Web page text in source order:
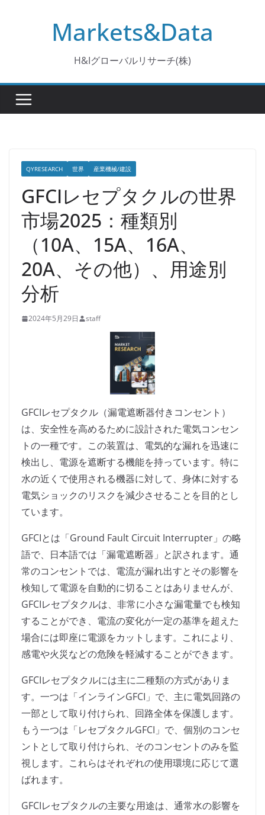
Markets&Data
H&Iグローバルリサーチ(株)
QYRESEARCH 世界 産業機械/建設
GFCIレセプタクルの世界
市場2025：種類別
（10A、15A、16A、
20A、その他）、用途別
分析
2024年5月29日 staff
GFCIレセプタクル（漏電遮断器付きコンセント）
は、安全性を高めるために設計された電気コンセン
トの一種です。この装置は、電気的な漏れを迅速に
検出し、電源を遮断する機能を持っています。特に
水の近くで使用される機器に対して、身体に対する
電気ショックのリスクを減少させることを目的とし
ています。
GFCIとは「Ground Fault Circuit Interrupter」の略
語で、日本語では「漏電遮断器」と訳されます。通
常のコンセントでは、電流が漏れ出すとその影響を
検知して電源を自動的に切ることはありませんが、
GFCIレセプタクルは、非常に小さな漏電量でも検知
することができ、電流の変化が一定の基準を超えた
場合には即座に電源をカットします。これにより、
感電や火災などの危険を軽減することができます。
GFCIレセプタクルには主に二種類の方式がありま
す。一つは「インラインGFCI」で、主に電気回路の
一部として取り付けられ、回路全体を保護します。
もう一つは「レセプタクルGFCI」で、個別のコンセ
ントとして取り付けられ、そのコンセントのみを監
視します。これらはそれぞれの使用環境に応じて選
ばれます。
GFCIレセプタクルの主要な用途は、通常水の影響を